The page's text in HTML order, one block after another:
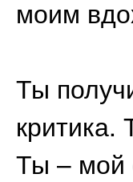
моим
Ты
Ты – мой